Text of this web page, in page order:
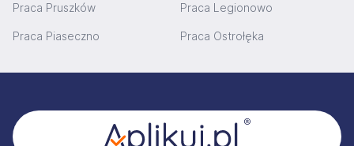
Praca Pruszków Praca Legionowo
Praca Piaseczno Praca Ostrołęka